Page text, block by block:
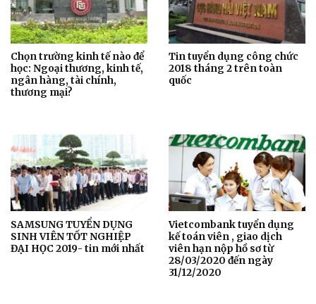
Chọn trường kinh tế nào để
học: Ngoại thương, kinh tế,
ngân hàng, tài chính,
thương mại?
Tin tuyển dụng công chức
2018 tháng 2 trên toàn
quốc
SAMSUNG TUYỂN DỤNG
SINH VIÊN TỐT NGHIỆP
ĐẠI HỌC 2019- tin mới nhất
Vietcombank tuyển dụng
kế toán viên , giao dịch
viên hạn nộp hồ sơ từ
28/03/2020 đến ngày
31/12/2020